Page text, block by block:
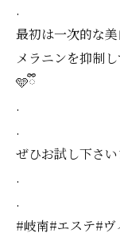
.
最初は一次的な
メラニンを抑制
🩵ྀི
.
.
ぜひお試し下さ
.
.
#岐南#エステ#